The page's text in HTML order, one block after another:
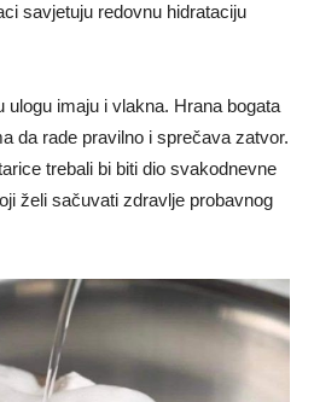
savjetuju redovnu hidrataciju
ulogu imaju i vlakna. Hrana bogata
da rade pravilno i sprečava zatvor.
trebali bi biti dio svakodnevne
želi sačuvati zdravlje probavnog